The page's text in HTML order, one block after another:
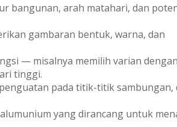
bangunan, arah matahari, dan
gambaran bentuk, warna, dan
— misalnya memilih varian dengan
tinggi.
pada titik-titik sambungan,
yang dirancang untuk